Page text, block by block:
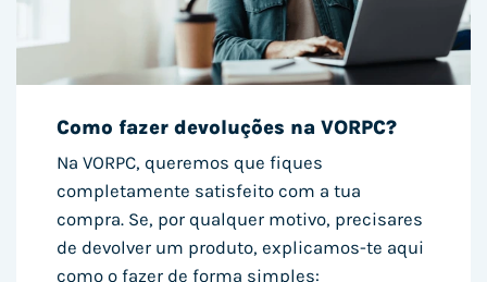
Como fazer devoluções na VORPC?
Na VORPC, queremos que fiques
completamente satisfeito com a tua
compra. Se, por qualquer motivo, precisares
de devolver um produto, explicamos-te aqui
como o fazer de forma simples: